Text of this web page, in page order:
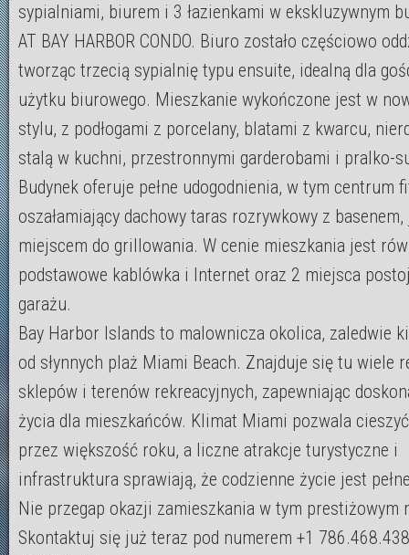
sypialniami, biurem i 3 łazienkami w ekskluzywnym
AT BAY HARBOR CONDO. Biuro zostało częściowo
tworząc trzecią sypialnię typu ensuite, idealną dla
użytku biurowego. Mieszkanie wykończone jest w
stylu, z podłogami z porcelany, blatami z kwarcu,
stalą w kuchni, przestronnymi garderobami i pralko-
Budynek oferuje pełne udogodnienia, w tym centrum
oszałamiający dachowy taras rozrywkowy z
miejscem do grillowania. W cenie mieszkania jest
podstawowe kablówka i Internet oraz 2 miejsca
garażu.
Bay Harbor Islands to malownicza okolica, zaledwie
od słynnych plaż Miami Beach. Znajduje się tu wiele
sklepów i terenów rekreacyjnych, zapewniając
życia dla mieszkańców. Klimat Miami pozwala
przez większość roku, a liczne atrakcje turystyczne i
infrastruktura sprawiają, że codzienne życie jest
Nie przegap okazji zamieszkania w tym prestiżowym
Skontaktuj się już teraz pod numerem +1